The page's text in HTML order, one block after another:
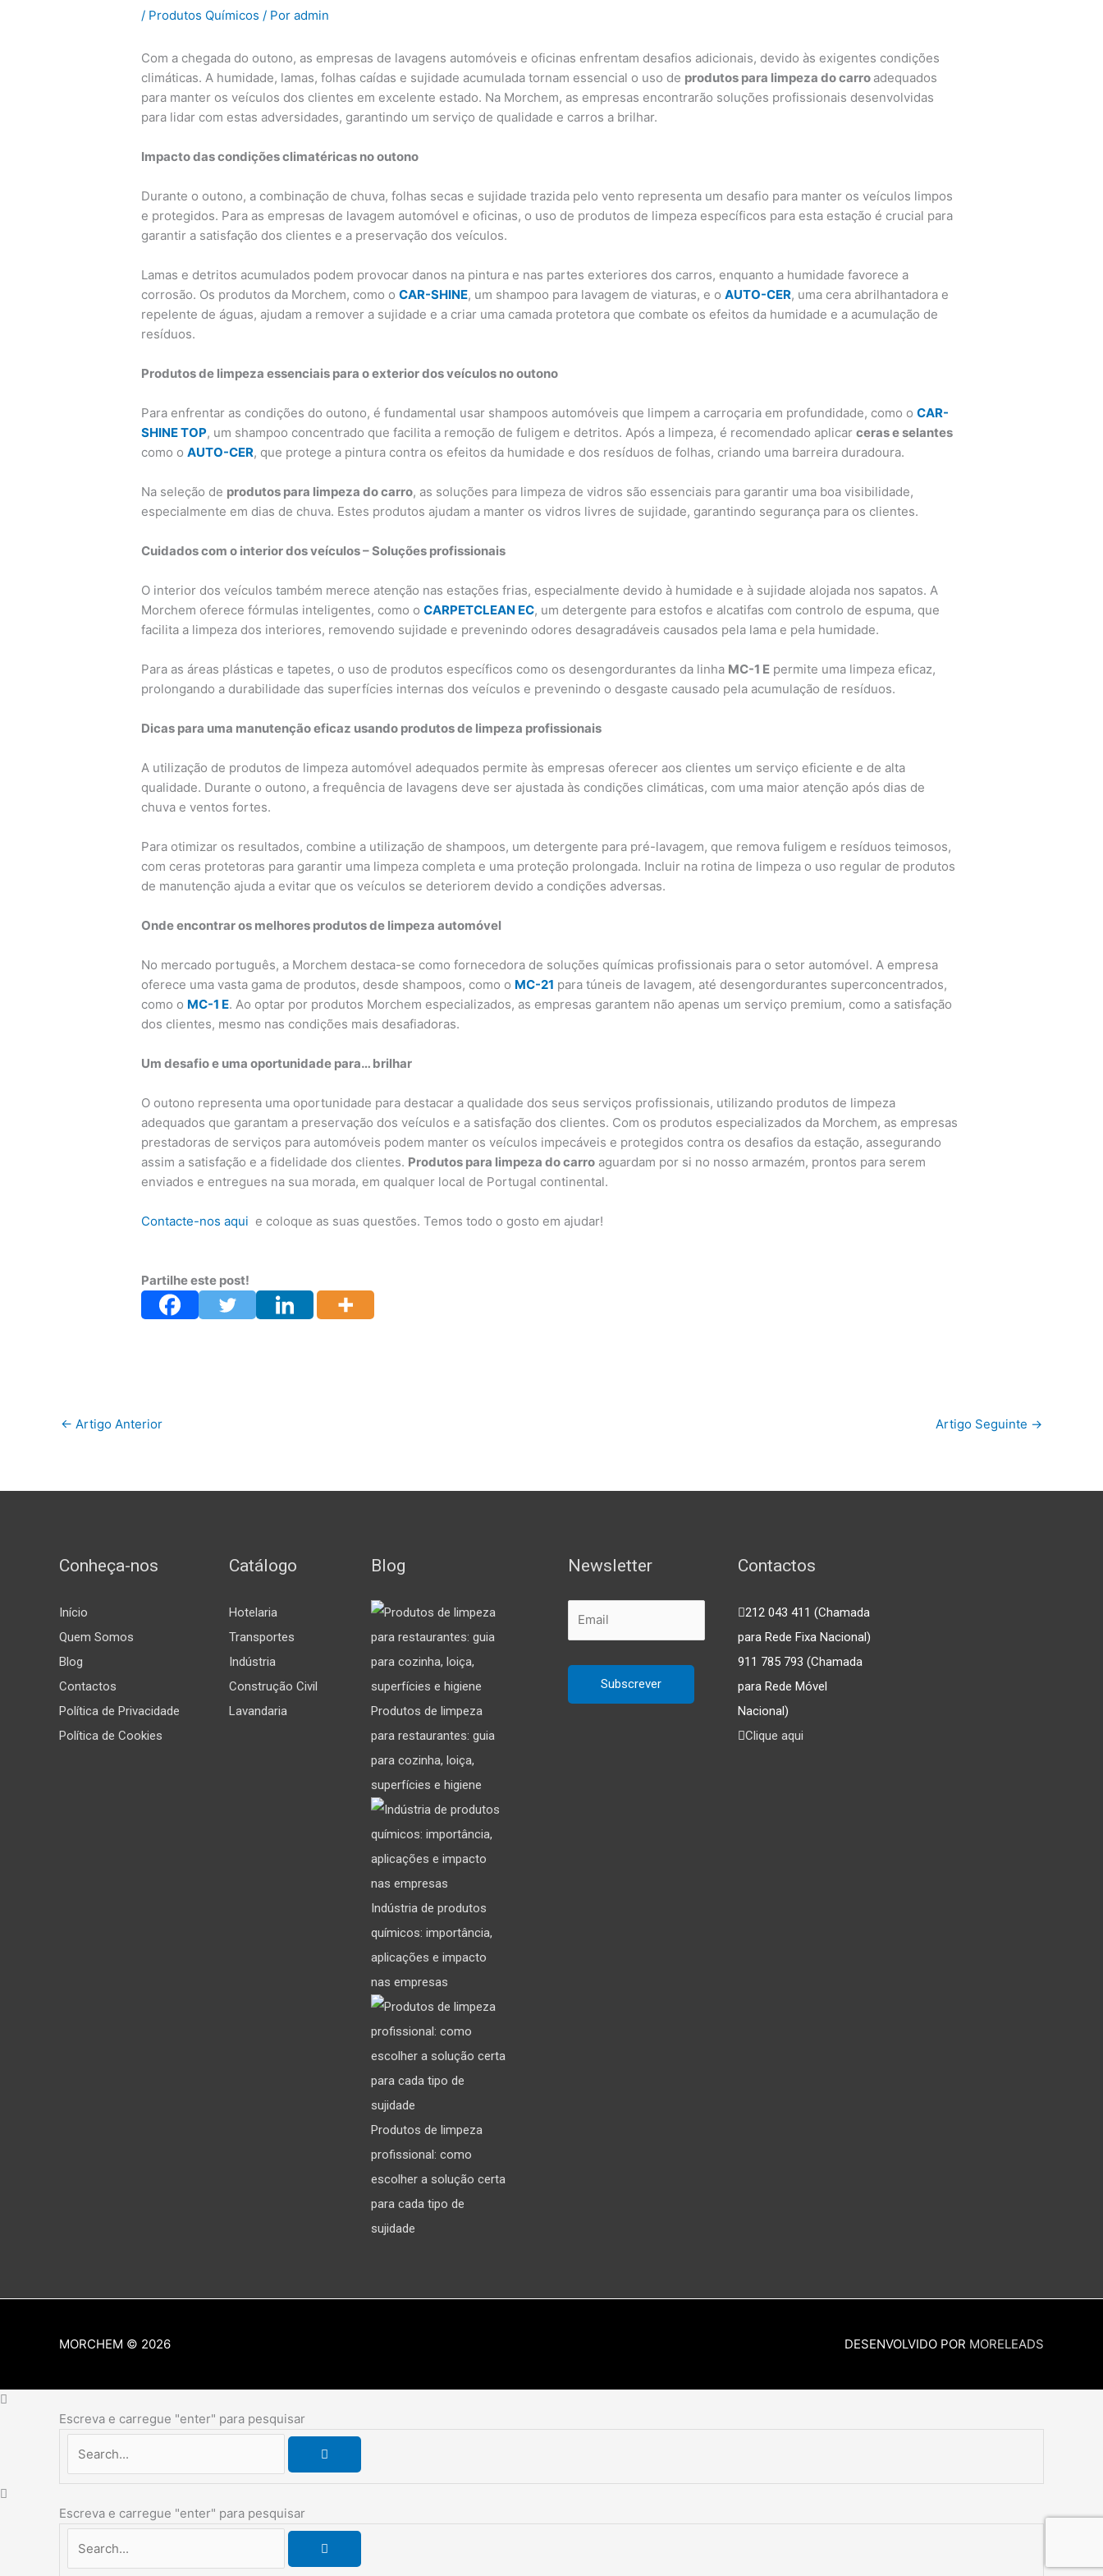
/ Produtos Químicos / Por admin
Com a chegada do outono, as empresas de lavagens automóveis e oficinas enfrentam desafios adicionais, devido às exigentes condições
climáticas. A humidade, lamas, folhas caídas e sujidade acumulada tornam essencial o uso de produtos para limpeza do carro adequados
para manter os veículos dos clientes em excelente estado. Na Morchem, as empresas encontrarão soluções profissionais desenvolvidas
para lidar com estas adversidades, garantindo um serviço de qualidade e carros a brilhar.
Impacto das condições climatéricas no outono
Durante o outono, a combinação de chuva, folhas secas e sujidade trazida pelo vento representa um desafio para manter os veículos limpos
e protegidos. Para as empresas de lavagem automóvel e oficinas, o uso de produtos de limpeza específicos para esta estação é crucial para
garantir a satisfação dos clientes e a preservação dos veículos.
Lamas e detritos acumulados podem provocar danos na pintura e nas partes exteriores dos carros, enquanto a humidade favorece a
corrosão. Os produtos da Morchem, como o CAR-SHINE, um shampoo para lavagem de viaturas, e o AUTO-CER, uma cera abrilhantadora e
repelente de águas, ajudam a remover a sujidade e a criar uma camada protetora que combate os efeitos da humidade e a acumulação de
resíduos.
Produtos de limpeza essenciais para o exterior dos veículos no outono
Para enfrentar as condições do outono, é fundamental usar shampoos automóveis que limpem a carroçaria em profundidade, como o CAR-
SHINE TOP, um shampoo concentrado que facilita a remoção de fuligem e detritos. Após a limpeza, é recomendado aplicarceras e selantes
como o AUTO-CER, que protege a pintura contra os efeitos da humidade e dos resíduos de folhas, criando uma barreira duradoura.
Na seleção de produtos para limpeza do carro, as soluções para limpeza de vidros são essenciais para garantir uma boa visibilidade,
especialmente em dias de chuva. Estes produtos ajudam a manter os vidros livres de sujidade, garantindo segurança para os clientes.
Cuidados com o interior dos veículos – Soluções profissionais
O interior dos veículos também merece atenção nas estações frias, especialmente devido à humidade e à sujidade alojada nos sapatos. A
Morchem oferece fórmulas inteligentes, como o CARPETCLEAN EC, um detergente para estofos e alcatifas com controlo de espuma, que
facilita a limpeza dos interiores, removendo sujidade e prevenindo odores desagradáveis causados pela lama e pela humidade.
Para as áreas plásticas e tapetes, o uso de produtos específicos como os desengordurantes da linha MC-1 E permite uma limpeza eficaz,
prolongando a durabilidade das superfícies internas dos veículos e prevenindo o desgaste causado pela acumulação de resíduos.
Dicas para uma manutenção eficaz usando produtos de limpeza profissionais
A utilização de produtos de limpeza automóvel adequados permite às empresas oferecer aos clientes um serviço eficiente e de alta
qualidade. Durante o outono, a frequência de lavagens deve ser ajustada às condições climáticas, com uma maior atenção após dias de
chuva e ventos fortes.
Para otimizar os resultados, combine a utilização de shampoos, um detergente para pré-lavagem, que remova fuligem e resíduos teimosos,
com ceras protetoras para garantir uma limpeza completa e uma proteção prolongada. Incluir na rotina de limpeza o uso regular de produtos
de manutenção ajuda a evitar que os veículos se deteriorem devido a condições adversas.
Onde encontrar os melhores produtos de limpeza automóvel
No mercado português, a Morchem destaca-se como fornecedora de soluções químicas profissionais para o setor automóvel. A empresa
oferece uma vasta gama de produtos, desde shampoos, como o MC-21 para túneis de lavagem, até desengordurantes superconcentrados,
como o MC-1 E. Ao optar por produtos Morchem especializados, as empresas garantem não apenas um serviço premium, como a satisfação
dos clientes, mesmo nas condições mais desafiadoras.
Um desafio e uma oportunidade para… brilhar
O outono representa uma oportunidade para destacar a qualidade dos seus serviços profissionais, utilizando produtos de limpeza
adequados que garantam a preservação dos veículos e a satisfação dos clientes. Com os produtos especializados da Morchem, as empresas
prestadoras de serviços para automóveis podem manter os veículos impecáveis e protegidos contra os desafios da estação, assegurando
assim a satisfação e a fidelidade dos clientes. Produtos para limpeza do carro aguardam por si no nosso armazém, prontos para serem
enviados e entregues na sua morada, em qualquer local de Portugal continental.
Contacte-nos aqui e coloque as suas questões. Temos todo o gosto em ajudar!
Partilhe este post!
← Artigo Anterior Artigo Seguinte →
Conheça-nos
Início
Quem Somos
Blog
Contactos
Política de Privacidade
Política de Cookies
Catálogo
Hotelaria
Transportes
Indústria
Construção Civil
Lavandaria
Blog
Produtos de limpeza
para restaurantes: guia
para cozinha, loiça,
superfícies e higiene
Indústria de produtos
químicos: importância,
aplicações e impacto
nas empresas
Produtos de limpeza
profissional: como
escolher a solução certa
para cada tipo de
sujidade
Newsletter Contactos
212 043 411 (Chamada
para Rede Fixa Nacional)
911 785 793 (Chamada
para Rede Móvel
Nacional)
Clique aqui
MORCHEM © 2026 DESENVOLVIDO POR MORELEADS
Escreva e carregue "enter" para pesquisar
Escreva e carregue "enter" para pesquisar